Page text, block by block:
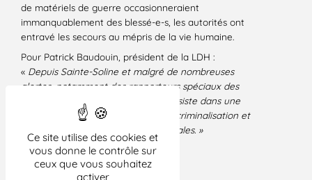
Ce site utilise des cookies et
vous donne le contrôle sur
ceux que vous souhaitez
activer
de matériels de guerre occasionneraient
immanquablement des blessé-e-s, les autorités ont
entravé les secours au mépris de la vie humaine.
Pour Patrick Baudouin, président de la LDH :
« Depuis Sainte-Soline et malgré de nombreuses
alertes, notamment des rapporteurs spéciaux des
Nations unies, le gouvernement persiste dans une
logique liberticide et autoritaire de criminalisation et
de répression des mobilisations sociales. »
Paris, le 10 juillet 2023